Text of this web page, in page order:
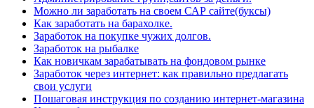
Можно ли заработать на своем САР сайте(буксы)
Как заработать на барахолке.
Заработок на покупке чужих долгов.
Заработок на рыбалке
Как новичкам зарабатывать на фондовом рынке
Заработок через интернет: как правильно предлагать
свои услуги
Пошаговая инструкция по созданию интернет-магазина